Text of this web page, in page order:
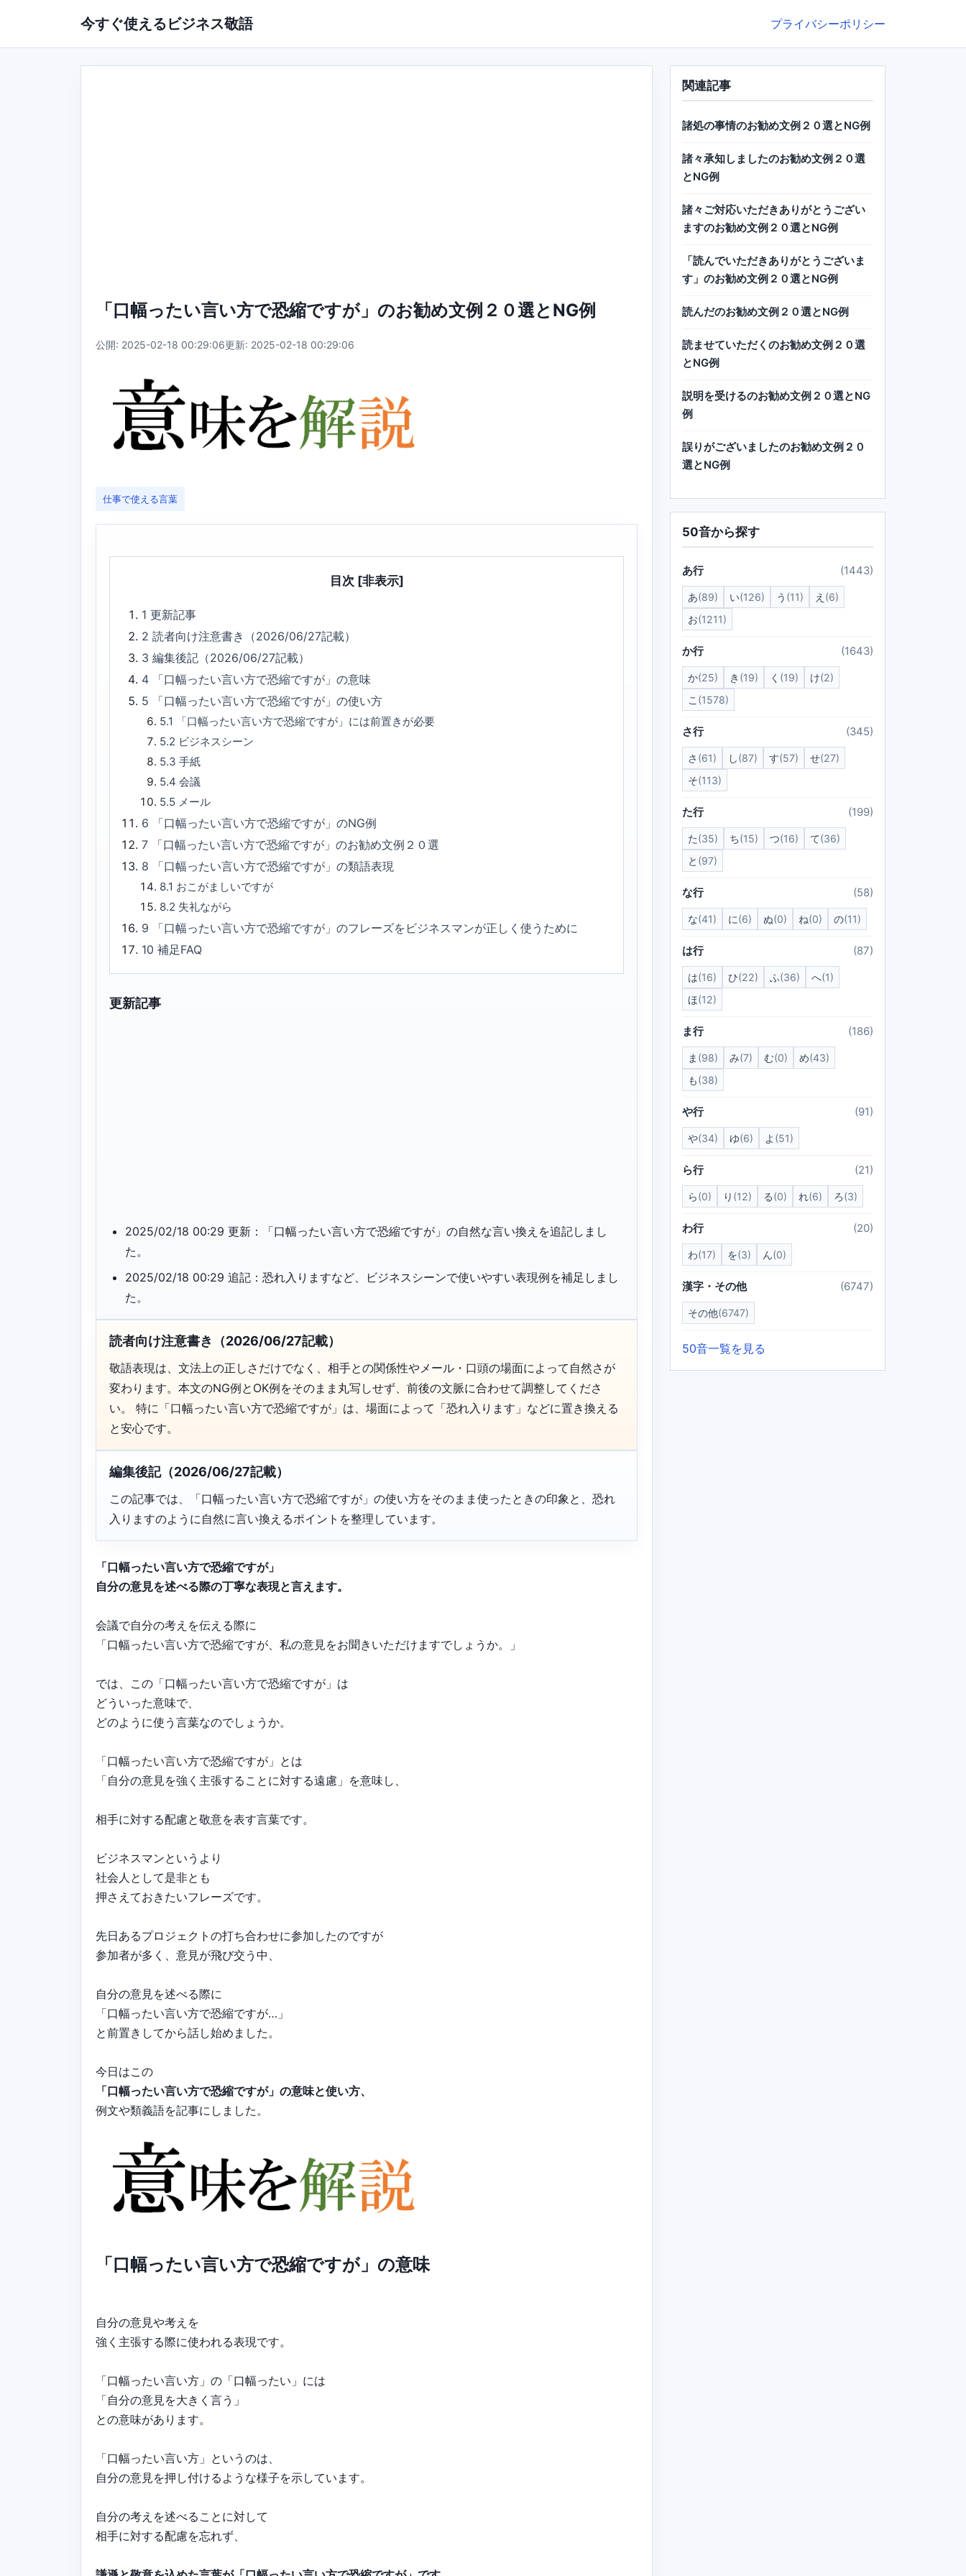
今すぐ使えるビジネス敬語 プライバシーポリシー
「口幅ったい言い方で恐縮ですが」のお勧め文例２０選とNG例
公開: 2025-02-18 00:29:06更新: 2025-02-18 00:29:06
仕事で使える言葉
目次 [非表示]
1更新記事
2読者向け注意書き（2026/06/27記載）
3編集後記（2026/06/27記載）
4
「口幅ったい言い方で恐縮ですが」の意味
5
「口幅ったい言い方で恐縮ですが」の使い方
5.1
「口幅ったい言い方で恐縮ですが」には前置きが必要
5.2 ビジネスシーン
5.3 手紙
5.4 会議
5.5 メール
6
「口幅ったい言い方で恐縮ですが」のNG例
7
「口幅ったい言い方で恐縮ですが」のお勧め文例２０選
8
「口幅ったい言い方で恐縮ですが」の類語表現
8.1 おこがましいですが
8.2 失礼ながら
9
「口幅ったい言い方で恐縮ですが」のフレーズをビジネスマンが正しく使うために
10補足FAQ
更新記事
2025/02/18 00:29 更新：「口幅ったい言い方で恐縮ですが」の自然な言い換えを追記しまし
た。
2025/02/18 00:29 追記：恐れ入りますなど、ビジネスシーンで使いやすい表現例を補足しまし
た。
読者向け注意書き（2026/06/27記載）
敬語表現は、文法上の正しさだけでなく、相手との関係性やメール・口頭の場面によって自然さが
変わります。本文のNG例とOK例をそのまま丸写しせず、前後の文脈に合わせて調整してくださ
い。 特に「口幅ったい言い方で恐縮ですが」は、場面によって「恐れ入ります」などに置き換える
と安心です。
編集後記（2026/06/27記載）
この記事では、「口幅ったい言い方で恐縮ですが」の使い方をそのまま使ったときの印象と、恐れ
入りますのように自然に言い換えるポイントを整理しています。
「口幅ったい言い方で恐縮ですが」
自分の意見を述べる際の丁寧な表現と言えます。
会議で自分の考えを伝える際に
「口幅ったい言い方で恐縮ですが、私の意見をお聞きいただけますでしょうか。」
では、この「口幅ったい言い方で恐縮ですが」は
どういった意味で、
どのように使う言葉なのでしょうか。
「口幅ったい言い方で恐縮ですが」とは
「自分の意見を強く主張することに対する遠慮」を意味し、
相手に対する配慮と敬意を表す言葉です。
ビジネスマンというより
社会人として是非とも
押さえておきたいフレーズです。
先日あるプロジェクトの打ち合わせに参加したのですが
参加者が多く、意見が飛び交う中、
自分の意見を述べる際に
「口幅ったい言い方で恐縮ですが…」
と前置きしてから話し始めました。
今日はこの
「口幅ったい言い方で恐縮ですが」の意味と使い方、
例文や類義語を記事にしました。
「口幅ったい言い方で恐縮ですが」の意味
自分の意見や考えを
強く主張する際に使われる表現です。
「口幅ったい言い方」の「口幅ったい」には
「自分の意見を大きく言う」
との意味があります。
「口幅ったい言い方」というのは、
自分の意見を押し付けるような様子を示しています。
自分の考えを述べることに対して
相手に対する配慮を忘れず、
関連記事
諸処の事情のお勧め文例２０選とNG例
諸々承知しましたのお勧め文例２０選
とNG例
諸々ご対応いただきありがとうござい
ますのお勧め文例２０選とNG例
「読んでいただきありがとうございま
す」のお勧め文例２０選とNG例
読んだのお勧め文例２０選とNG例
読ませていただくのお勧め文例２０選
とNG例
説明を受けるのお勧め文例２０選とNG
例
誤りがございましたのお勧め文例２０
選とNG例
50音から探す
あ行 (1443)
あ(89) い(126) う (11) え (6)
お(1211)
か行 (1643)
か(25) き (19) く (19) け(2)
こ (1578)
さ行 (345)
さ (61) し(87) す(57) せ(27)
そ(113)
た行 (199)
た(35) ち(15) つ(16) て(36)
と (97)
な行 (58)
な(41) に(6) ぬ(0) ね(0) の(11)
は行 (87)
は(16) ひ(22) ふ(36) へ(1)
ほ(12)
ま行 (186)
ま (98) み(7) む(0) め(43)
も(38)
や行 (91)
や(34) ゆ(6) よ (51)
ら行 (21)
ら(0) り (12) る(0) れ(6) ろ(3)
わ行 (20)
わ(17) を(3) ん(0)
漢字・その他 (6747)
その他(6747)
50音一覧を見る